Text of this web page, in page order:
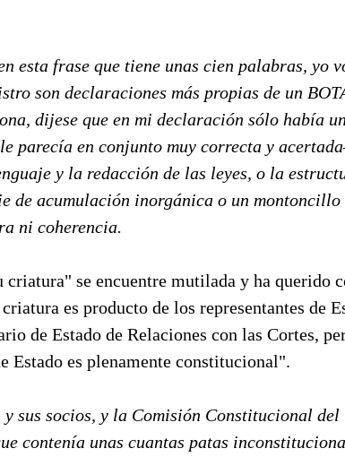
esta frase que tiene unas cien palabras, yo
son declaraciones más propias de un
dijese que en mi declaración sólo había
parecía en conjunto muy correcta y
y la redacción de las leyes, o la
de acumulación inorgánica o un montoncillo
ni coherencia.
criatura" se encuentre mutilada y ha querido
es producto de los representantes de
de Estado de Relaciones con las Cortes,
Estado es plenamente constitucional".
sus socios, y la Comisión Constitucional del
contenía unas cuantas patas